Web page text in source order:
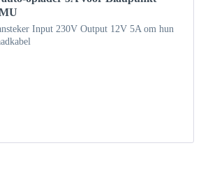
Input 230V Output 12V 5A om hun